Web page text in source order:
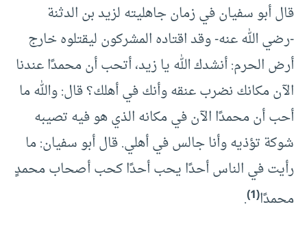
قال أبو سفيان في زمان جاهليته لزيد بن الدثنة
-رضي الله عنه- وقد اقتاده المشركون ليقتلوه خارج
أرض الحرم: أنشدك الله يا زيد، أتحب أن محمدًا عندنا
الآن مكانك نضرب عنقه وأنك في أهلك؟ قال: والله ما
أحب أن محمدًا الآن في مكانه الذي هو فيه تصيبه
شوكة تؤذيه وأنا جالس في أهلي. قال أبو سفيان: ما
رأيت في الناس أحدًا يحب أحدًا كحب أصحاب محمدٍ
محمدًا(1)
.